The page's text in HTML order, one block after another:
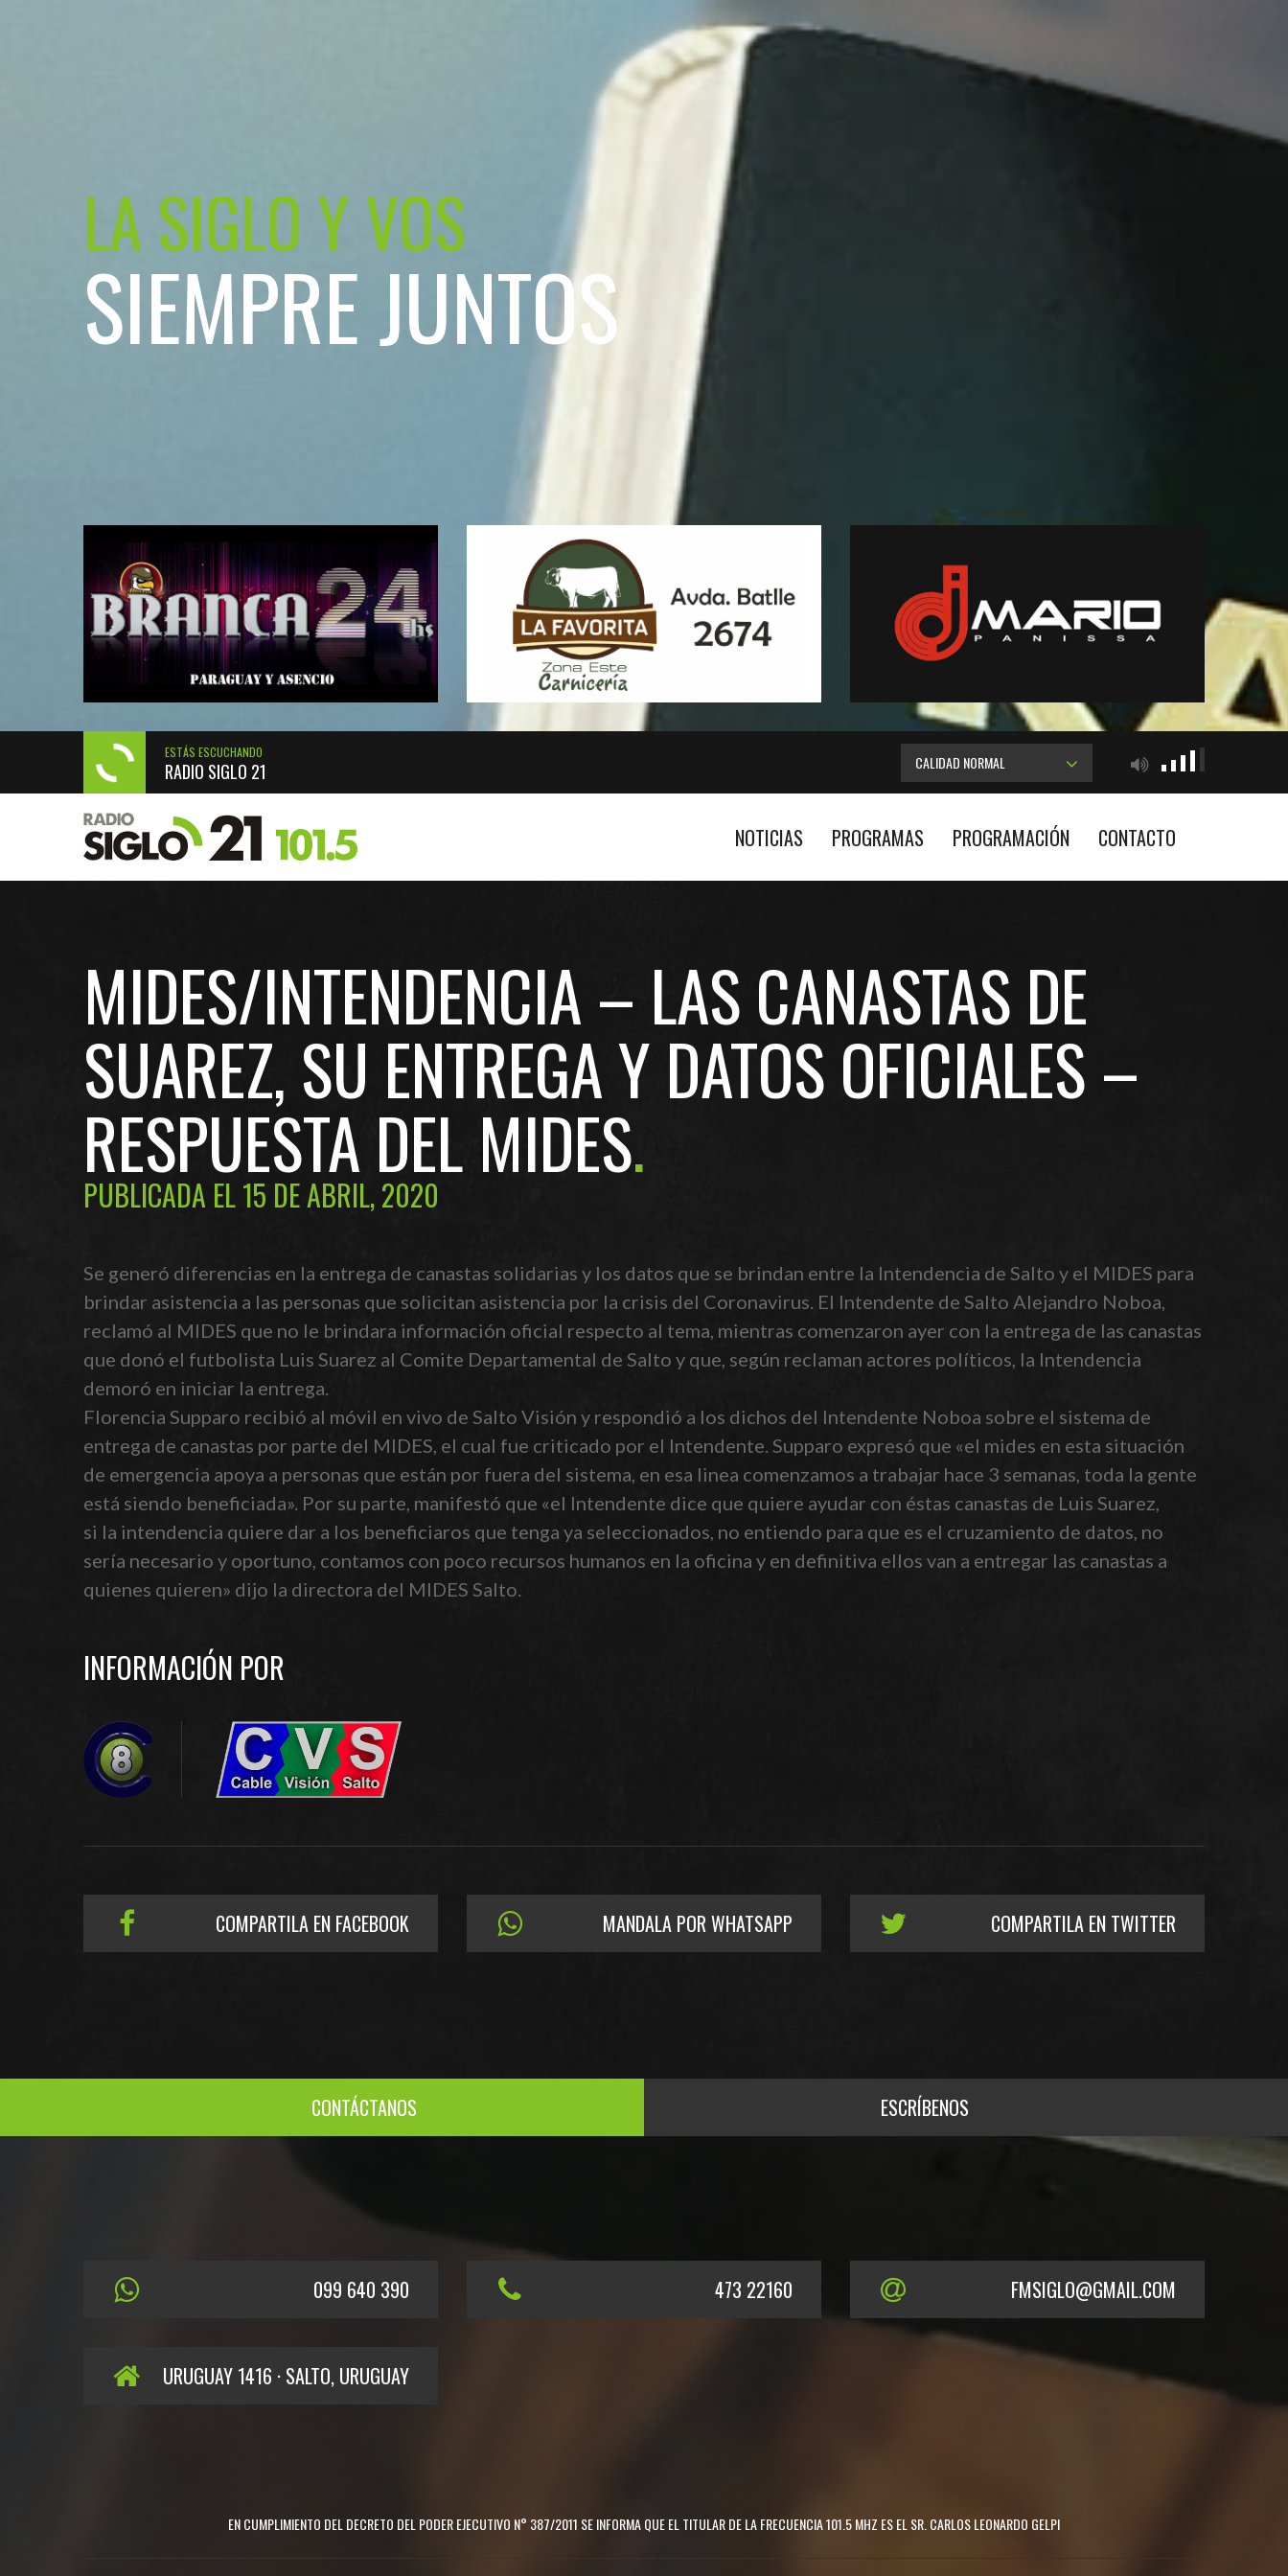
LA SIGLO Y VOS
SIEMPRE JUNTOS
ESTÁS ESCUCHANDO
RADIO SIGLO 21 CALIDAD NORMAL
NOTICIAS PROGRAMAS PROGRAMACIÓN CONTACTO
MIDES/INTENDENCIA – LAS CANASTAS DE
SUAREZ, SU ENTREGA Y DATOS OFICIALES –
RESPUESTA DEL MIDES
PUBLICADA EL 15 DE ABRIL, 2020
Se generó diferencias en la entrega de canastas solidarias y los datos que se brindan entre la Intendencia de Salto y el MIDES para
brindar asistencia a las personas que solicitan asistencia por la crisis del Coronavirus. El Intendente de Salto Alejandro Noboa,
reclamó al MIDES que no le brindara información oficial respecto al tema, mientras comenzaron ayer con la entrega de las canastas
que donó el futbolista Luis Suarez al Comite Departamental de Salto y que, según reclaman actores políticos, la Intendencia
demoró en iniciar la entrega.
Florencia Supparo recibió al móvil en vivo de Salto Visión y respondió a los dichos del Intendente Noboa sobre el sistema de
entrega de canastas por parte del MIDES, el cual fue criticado por el Intendente. Supparo expresó que «el mides en esta situación
de emergencia apoya a personas que están por fuera del sistema, en esa linea comenzamos a trabajar hace 3 semanas, toda la gente
está siendo beneficiada». Por su parte, manifestó que «el Intendente dice que quiere ayudar con éstas canastas de Luis Suarez,
si la intendencia quiere dar a los beneficiaros que tenga ya seleccionados, no entiendo para que es el cruzamiento de datos, no
sería necesario y oportuno, contamos con poco recursos humanos en la oficina y en definitiva ellos van a entregar las canastas a
quienes quieren» dijo la directora del MIDES Salto.
INFORMACIÓN POR
COMPARTILA EN FACEBOOK MANDALA POR WHATSAPP COMPARTILA EN TWITTER
CONTÁCTANOS ESCRÍBENOS
099 640 390 473 22160 FMSIGLO@GMAIL.COM
URUGUAY 1416 · SALTO, URUGUAY
EN CUMPLIMIENTO DEL DECRETO DEL PODER EJECUTIVO N° 387/2011 SE INFORMA QUE EL TITULAR DE LA FRECUENCIA 101.5 MHZ ES EL SR. CARLOS LEONARDO GELPI